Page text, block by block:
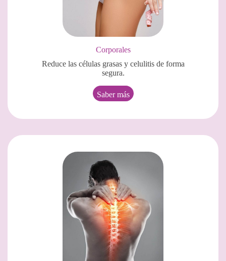
Corporales
Reduce las células grasas y celulitis de forma
segura.
Saber más